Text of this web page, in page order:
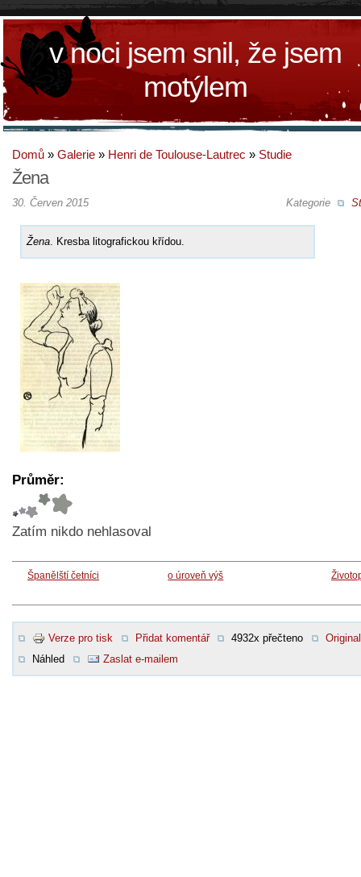
v noci jsem snil, že jsem
motýlem
Domů » Galerie » Henri de Toulouse-Lautrec » Studie
Žena
Kategorie
30. Červen 2015
Žena . Kresba litografickou křídou.
Průměr:
Zatím nikdo nehlasoval
Španělští četníci o úroveň výš
Verze pro tisk Přidat komentář 4932x přečteno
Original
Náhled
Zaslat e-mailem